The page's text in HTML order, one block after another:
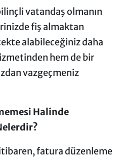
vatandaş olmanın
fiş almaktan
alabileceğiniz daha
hem de bir
vazgeçmeniz
Halinde
fatura düzenleme